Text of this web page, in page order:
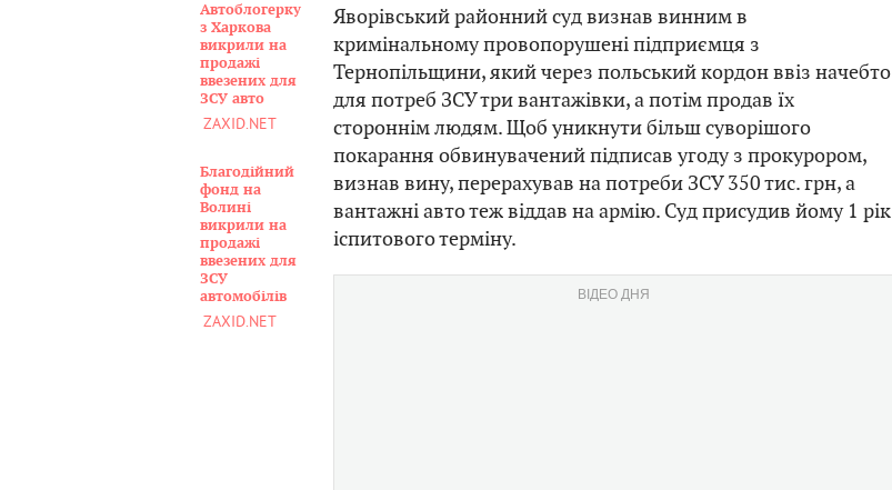
Автоблогерку
з Харкова
викрили на
продажі
ввезених для
ЗСУ авто
ZAXID.NET
Благодійний
фонд на
Волині
викрили на
продажі
ввезених для
ЗСУ
автомобілів
ZAXID.NET
Яворівський районний суд визнав винним в
кримінальному провопорушені підприємця з
Тернопільщини, який через польський кордон ввіз начебто
для потреб ЗСУ три вантажівки, а потім продав їх
стороннім людям. Щоб уникнути більш суворішого
покарання обвинувачений підписав угоду з прокурором,
визнав вину, перерахував на потреби ЗСУ 350 тис. грн, а
вантажні авто теж віддав на армію. Суд присудив йому 1 рік
іспитового терміну.
ВІДЕО ДНЯ